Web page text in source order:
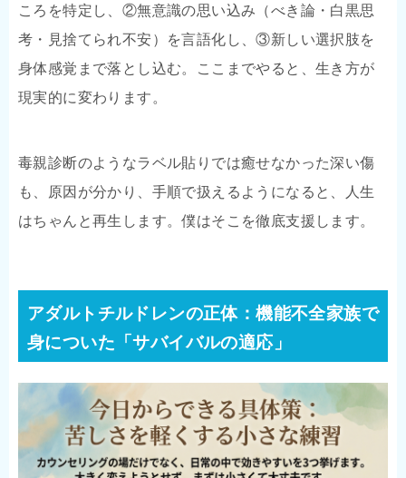
ころを特定し、②無意識の思い込み（べき論・白黒思
考・見捨てられ不安）を言語化し、③新しい選択肢を
身体感覚まで落とし込む。ここまでやると、生き方が
現実的に変わります。
毒親診断のようなラベル貼りでは癒せなかった深い傷
も、原因が分かり、手順で扱えるようになると、人生
はちゃんと再生します。僕はそこを徹底支援します。
アダルトチルドレンの正体：機能不全家族で
身についた「サバイバルの適応」